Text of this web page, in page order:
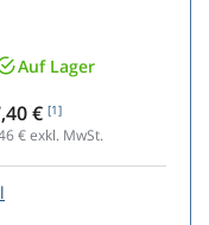
Auf Lager
€ [1]
€ exkl. MwSt.